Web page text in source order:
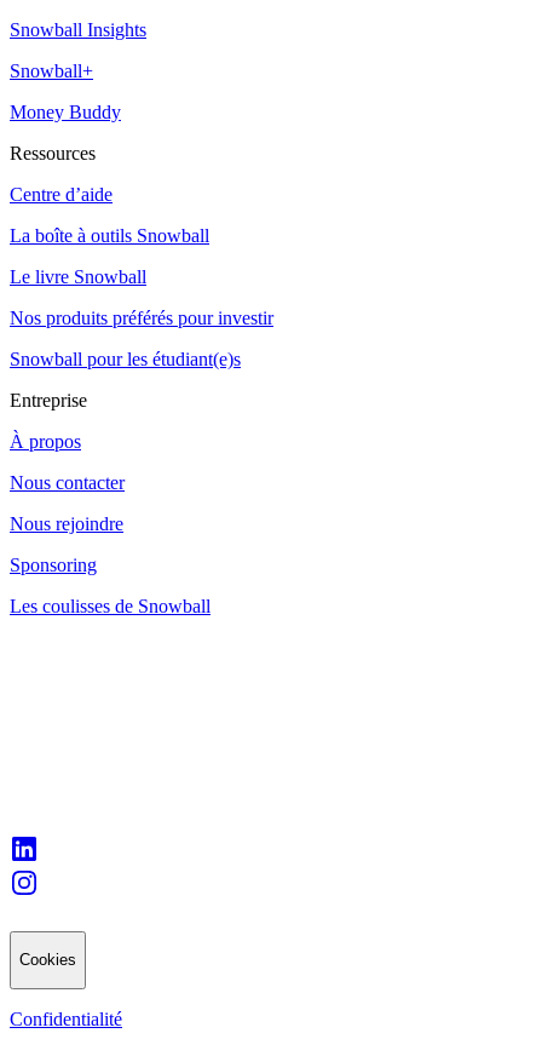
Snowball Insights
Snowball+
Money Buddy
Ressources
Centre d’aide
La boîte à outils Snowball
Le livre Snowball
Nos produits préférés pour investir
Snowball pour les étudiant(e)s
Entreprise
À propos
Nous contacter
Nous rejoindre
Sponsoring
Les coulisses de Snowball
Cookies
Confidentialité